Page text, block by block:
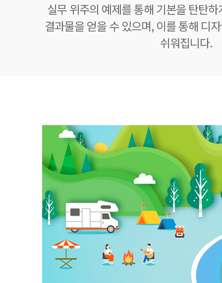
실무 위주의 예제를 통해 기본을 탄탄
결과물을 얻을 수 있으며, 이를 통해 디
쉬워집니다.